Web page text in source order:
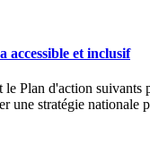
et inclusif
Plan d'action
stratégie nationale